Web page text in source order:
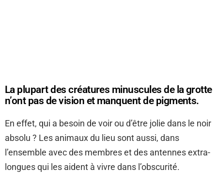
La plupart des créatures minuscules de la grotte
n’ont pas de vision et manquent de pigments.
En effet, qui a besoin de voir ou d’être jolie dans le noir
absolu ? Les animaux du lieu sont aussi, dans
l’ensemble avec des membres et des antennes extra-
longues qui les aident à vivre dans l’obscurité.